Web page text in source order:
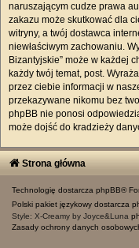
naruszającym cudze prawa
zakazu może skutkować dla
witryny, a twój dostawca
niewłaściwym zachowaniu.
Bizantyjskie” może w każdej
każdy twój temat, post.
przez ciebie informacji w
przekazywane nikomu bez
phpBB nie ponosi
może dojść do kradzieży
Strona główna
Technologię dostarcza phpBB®
Polski pakiet językowy dostarcza
Style: X-Creamy by Joyce&Luna
Zasady ochrony danych